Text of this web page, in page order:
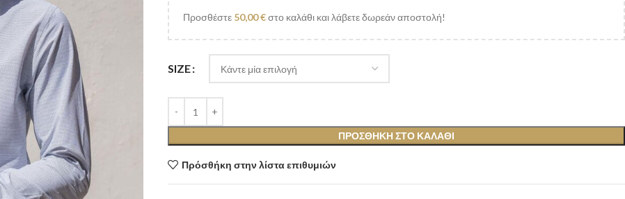
Προσθέστε 50,00€στο καλάθι και λάβετε δωρεάν αποστολή!
SIZE
ΠΡΟΣΘΉΚΗ ΣΤΟ ΚΑΛΆΘΙ
Πρόσθήκη στην λίστα επιθυμιών